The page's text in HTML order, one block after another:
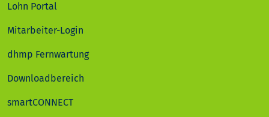
Lohn Portal
Mitarbeiter-Login
dhmp Fernwartung
Downloadbereich
smartCONNECT